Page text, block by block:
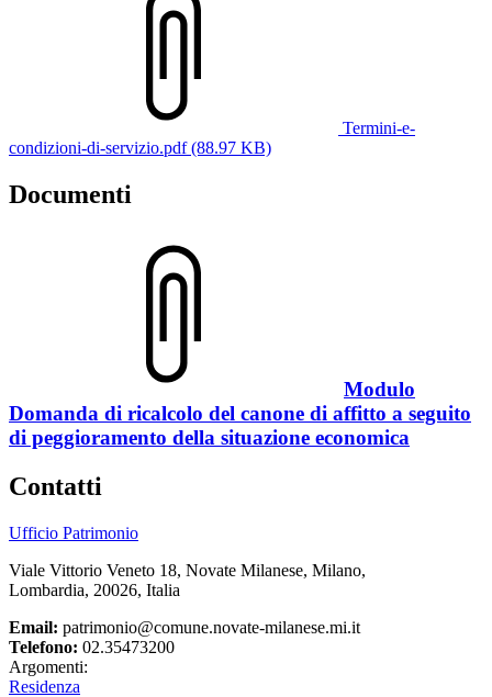
Termini-e-
condizioni-di-servizio.pdf (88.97 KB)
Documenti
Modulo
Domanda di ricalcolo del canone di affitto a seguito
di peggioramento della situazione economica
Contatti
Ufficio Patrimonio
Viale Vittorio Veneto 18, Novate Milanese, Milano,
Lombardia, 20026, Italia
Email: patrimonio@comune.novate-milanese.mi.it
Telefono: 02.35473200
Argomenti:
Residenza